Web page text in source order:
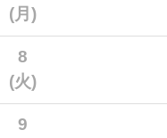
(月)
8
(火)
9